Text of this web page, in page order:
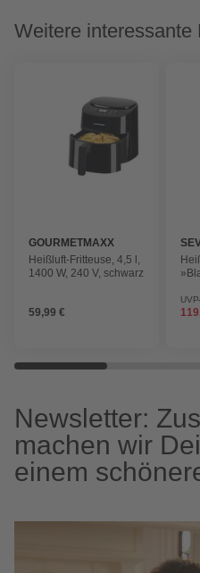
Weitere interessante
GOURMETMAXX
Heißluft-Fritteuse, 4,5 l,
1400 W, 240 V, schwarz
59,99 €
UVP
Newsletter:
machen wir
einem